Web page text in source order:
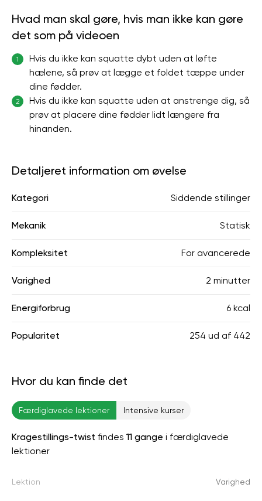
Hvad man skal gøre, hvis man ikke kan gøre
det som på videoen
1
Hvis du ikke kan squatte dybt uden at løfte
hælene, så prøv at lægge et foldet tæppe under
dine fødder.
2
Hvis du ikke kan squatte uden at anstrenge dig, så
prøv at placere dine fødder lidt længere fra
hinanden.
Detaljeret information om øvelse
Kategori Siddende stillinger
Mekanik Statisk
Kompleksitet For avancerede
Varighed 2 minutter
Energiforbrug 6 kcal
Popularitet 254 ud af 442
Hvor du kan finde det
Færdiglavede lektioner Intensive kurser
Kragestillings-twist findes 11 gange i færdiglavede
lektioner
Lektion Varighed